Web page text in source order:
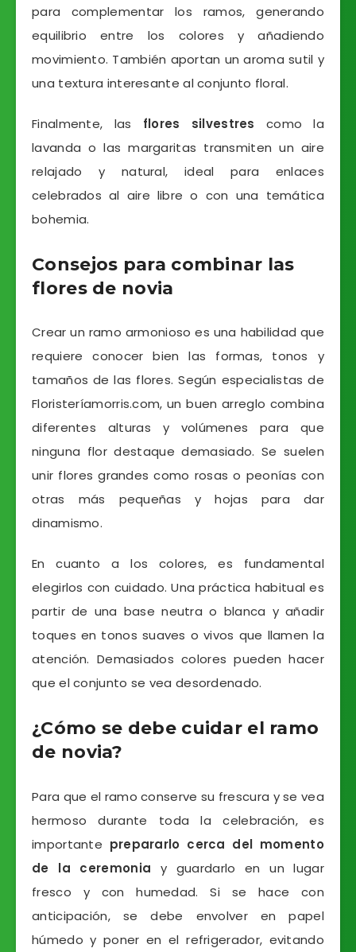
para complementar los ramos, generando
equilibrio entre los colores y añadiendo
movimiento. También aportan un aroma sutil y
una textura interesante al conjunto floral.
Finalmente, las flores silvestres como la
lavanda o las margaritas transmiten un aire
relajado y natural, ideal para enlaces
celebrados al aire libre o con una temática
bohemia.
Consejos para combinar las
flores de novia
Crear un ramo armonioso es una habilidad que
requiere conocer bien las formas, tonos y
tamaños de las flores. Según especialistas de
Floristeríamorris.com, un buen arreglo combina
diferentes alturas y volúmenes para que
ninguna flor destaque demasiado. Se suelen
unir flores grandes como rosas o peonías con
otras más pequeñas y hojas para dar
dinamismo.
En cuanto a los colores, es fundamental
elegirlos con cuidado. Una práctica habitual es
partir de una base neutra o blanca y añadir
toques en tonos suaves o vivos que llamen la
atención. Demasiados colores pueden hacer
que el conjunto se vea desordenado.
¿Cómo se debe cuidar el ramo
de novia?
Para que el ramo conserve su frescura y se vea
hermoso durante toda la celebración, es
importante prepararlo cerca del momento
de la ceremonia y guardarlo en un lugar
fresco y con humedad. Si se hace con
anticipación, se debe envolver en papel
húmedo y poner en el refrigerador, evitando